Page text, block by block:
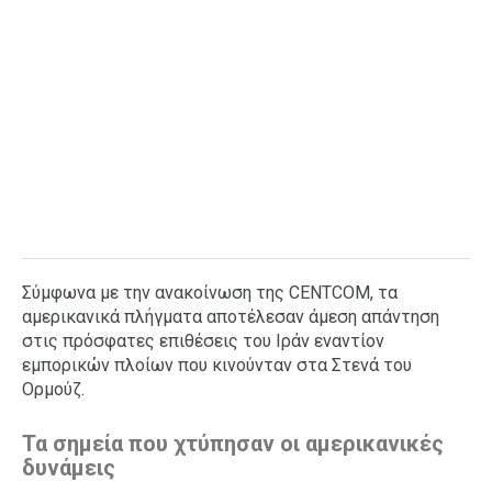
Σύμφωνα με την ανακοίνωση της CENTCOM, τα
αμερικανικά πλήγματα αποτέλεσαν άμεση απάντηση
στις πρόσφατες επιθέσεις του Ιράν εναντίον
εμπορικών πλοίων που κινούνταν στα Στενά του
Ορμούζ.
Τα σημεία που χτύπησαν οι αμερικανικές
δυνάμεις